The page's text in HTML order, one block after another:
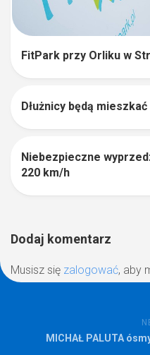
FitPark przy Orliku w
Dłużnicy będą
Niebezpieczne
220 km/h
Dodaj komentarz
Musisz się zalogować, aby
MICHAŁ PALUTA